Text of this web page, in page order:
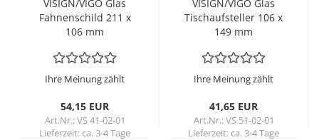
VI­SIGN/VIGO Glas
Fah­nen­schild 211 x
106 mm
Ihre Meinung zählt
54,15 EUR
Art.Nr.: VS 41-02-01
Lieferzeit:ca. 3-4 Tage
VI­SIGN/VIGO Glas
Tisch­auf­stel­ler 106 x
149 mm
Ihre Meinung zählt
41,65 EUR
Art.Nr.: VS 51-02-01
Lieferzeit:ca. 3-4 Tage